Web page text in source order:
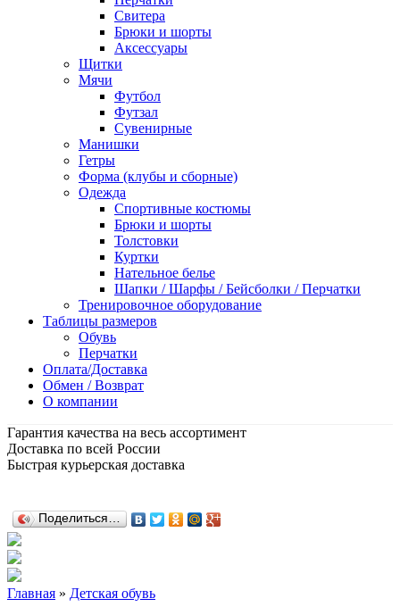
Cвитера
Брюки и шорты
Аксессуары
Щитки
Мячи
Футбол
Футзал
Сувенирные
Манишки
Гетры
Форма (клубы и сборные)
Одежда
Спортивные костюмы
Брюки и шорты
Толстовки
Куртки
Нательное белье
Шапки / Шарфы / Бейсболки / Перчатки
Тренировочное оборудование
Таблицы размеров
Обувь
Перчатки
Оплата/Доставка
Обмен / Возврат
О компании
Гарантия качества на весь ассортимент
Доставка по всей России
Быстрая курьерская доставка
Поделиться…
Главная » Детская обувь